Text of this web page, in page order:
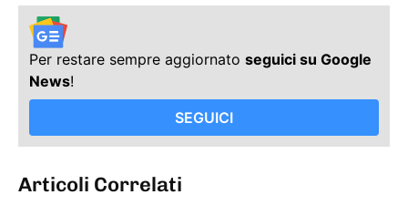
Per restare sempre aggiornato seguici su Google
News!
SEGUICI
Articoli Correlati